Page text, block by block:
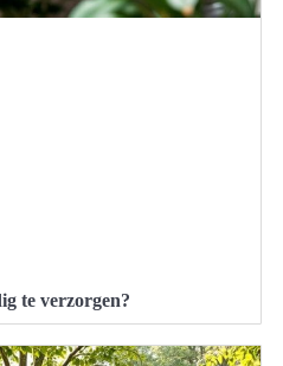
te verzorgen?